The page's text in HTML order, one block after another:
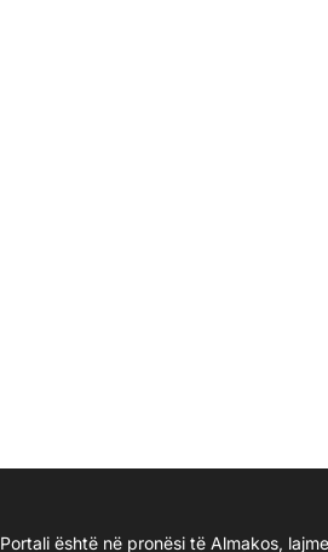
Portali është në pronësi të Almakos,